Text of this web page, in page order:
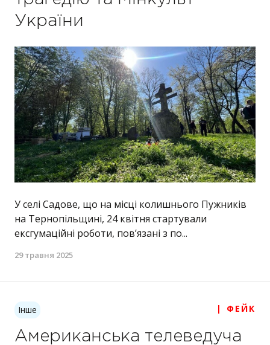
України
У селі Садове, що на місці колишнього Пужників
на Тернопільщині, 24 квітня стартували
ексгумаційні роботи, пов’язані з по...
29 травня 2025
Інше | ФЕЙК
Американська телеведуча